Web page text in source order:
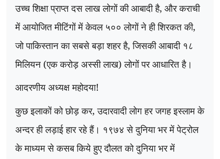
उच्च शिक्षा प्राप्त दस लाख लोगों की आबादी है, और कराची
में आयोजित मीटिंगों में केवल ५०० लोगों ने ही शिरकत की,
जो पाकिस्तान का सबसे बड़ा शहर है,जिसकी आबादी १८
मिलियन (एक करोड़ अस्सी लाख) लोगों पर आधारित है।
आदरणीय अध्यक्ष महोदया!
कुछ इलाकों को छोड़ कर,उदारवादी लोग हर जगह इस्लाम के
अन्दर ही लड़ाई हार रहे हैं। १९७४ से दुनिया भर में पेट्रोल
के माध्यम से कसब किये हुए दौलत को दुनिया भर में